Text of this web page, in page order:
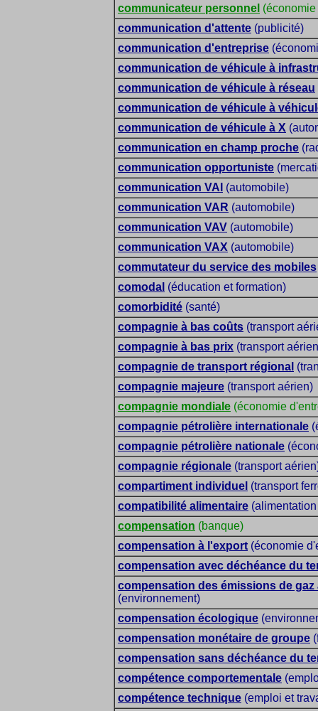
communicateur personnel
communication d'attente (publicité)
communication d'entreprise
communication de véhicule à
communication de véhicule à réseau
communication de véhicule à
communication de véhicule à X
communication en champ proche
communication opportuniste
communication VAI (automobile)
communication VAR (automobile)
communication VAV (automobile)
communication VAX (automobile)
commutateur du service des mobiles
comodal (éducation et formation)
comorbidité (santé)
compagnie à bas coûts (transport
compagnie à bas prix (transport
compagnie de transport régional
compagnie majeure (transport aérien)
compagnie mondiale (économie
compagnie pétrolière internationale
compagnie pétrolière nationale
compagnie régionale (transport
compartiment individuel (transport
compatibilité alimentaire
compensation (banque)
compensation à l'export (économie
compensation avec déchéance du
compensation des émissions de
(environnement)
compensation écologique
compensation monétaire de groupe
compensation sans déchéance du
compétence comportementale
compétence technique (emploi et